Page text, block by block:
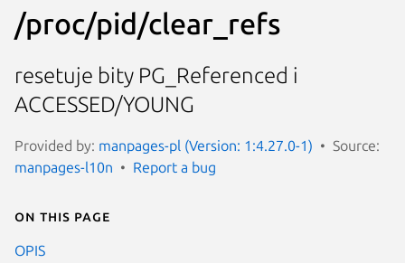
/proc/pid/clear_refs
resetuje bity PG_Referenced i
ACCESSED/YOUNG
Provided by: manpages-pl (Version: 1:4.27.0-1)
Source:
manpages-l10n
Report a bug
On this page
OPIS